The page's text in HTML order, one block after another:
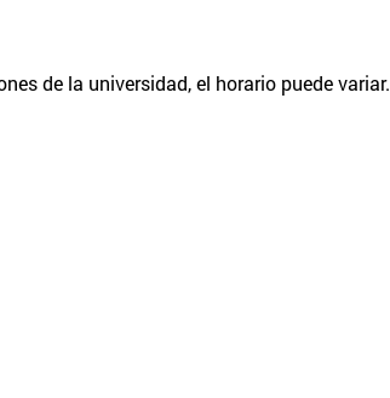
de la universidad, el horario puede variar.